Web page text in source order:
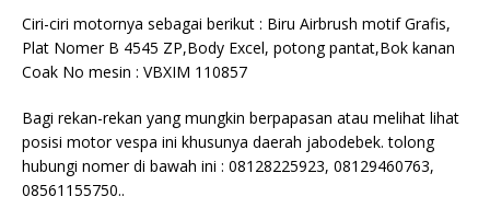
Ciri-ciri motornya sebagai berikut : Biru Airbrush motif Grafis,
Plat Nomer B 4545 ZP,Body Excel, potong pantat,Bok kanan
Coak No mesin : VBXIM 110857
Bagi rekan-rekan yang mungkin berpapasan atau melihat lihat
posisi motor vespa ini khusunya daerah jabodebek. tolong
hubungi nomer di bawah ini : 08128225923, 08129460763,
08561155750..